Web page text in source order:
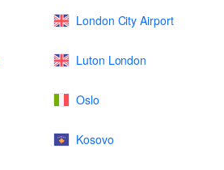
London City Airport
Luton London
Oslo
Kosovo